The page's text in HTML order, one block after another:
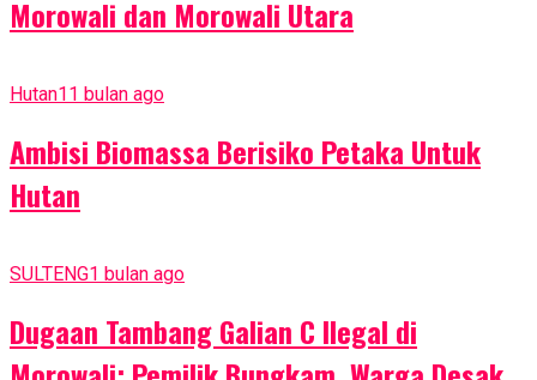
Morowali dan Morowali Utara
Hutan11 bulan ago
Ambisi Biomassa Berisiko Petaka Untuk
Hutan
SULTENG1 bulan ago
Dugaan Tambang Galian C Ilegal di